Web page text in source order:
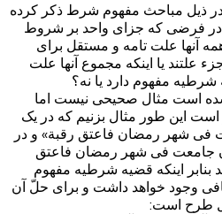
در ذیل مباحث مفهوم شرط ذکر کرده
فرضی که جزای واحد بر شروط
آنها علت تامه و مستقل برای
علتند یا اینکه مجموع آنها علت
مفهوم دارد یا نه؟
شده است مثال صحیحی نیست اما
این طور مثال بزنیم که در یک
فی شهر رمضان فاعتق رقبة» و در
جامعت فی شهر رمضان فاعتق
بنابر اینکه قضیه شرطیه مفهوم
وجود خواهد داشت و برای حلّ آن
طرح است: